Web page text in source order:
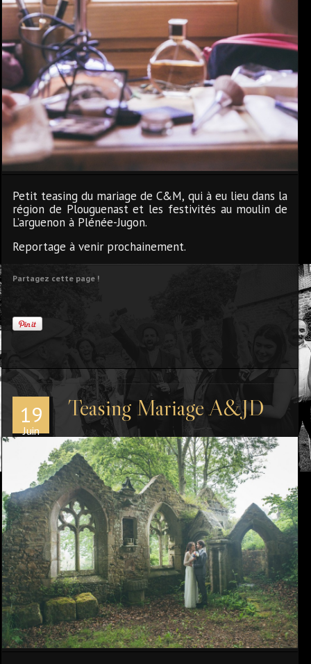
Petit teasing du mariage de C&M, qui à eu lieu dans la
région de Plouguenast et les festivités au moulin de
L’arguenon à Plénée-Jugon.
Reportage à venir prochainement.
Partagez cette page !
19
Juin
Teasing Mariage A&JD